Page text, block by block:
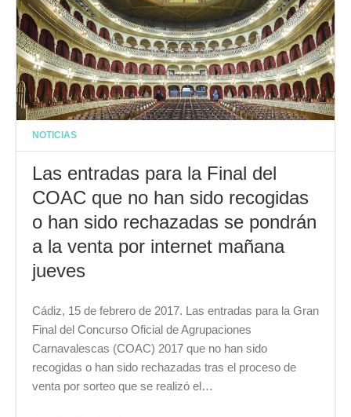
NOTICIAS
Las entradas para la Final del
COAC que no han sido recogidas
o han sido rechazadas se pondrán
a la venta por internet mañana
jueves
Cádiz, 15 de febrero de 2017. Las entradas para la Gran
Final del Concurso Oficial de Agrupaciones
Carnavalescas (COAC) 2017 que no han sido
recogidas o han sido rechazadas tras el proceso de
venta por sorteo que se realizó el…